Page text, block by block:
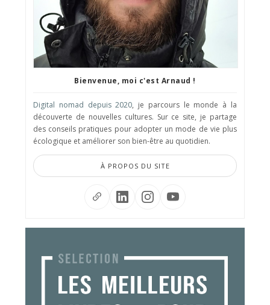
Bienvenue, moi c'est Arnaud !
Digital nomad depuis 2020, je parcours le monde à la
découverte de nouvelles cultures. Sur ce site, je partage
des conseils pratiques pour adopter un mode de vie plus
écologique et améliorer son bien-être au quotidien.
À PROPOS DU SITE